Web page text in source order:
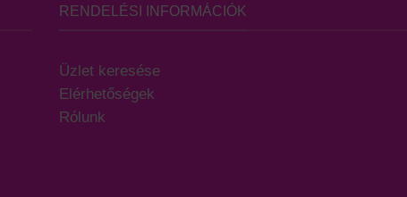
RENDELÉSI INFORMÁCIÓK
Üzlet keresése
Elérhetőségek
Rólunk